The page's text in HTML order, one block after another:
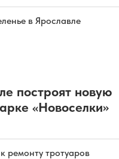
в Ярославле
построят новую
«Новоселки»
ремонту тротуаров